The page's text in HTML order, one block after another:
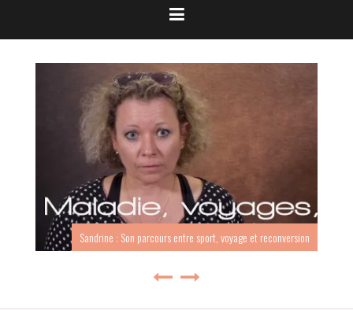
Sandrine : Son parcours entre sport, voyage et reconversion